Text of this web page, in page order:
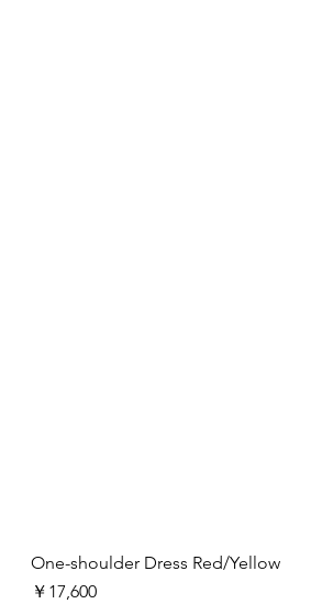
One-shoulder Dress Red/Yellow
価格
￥17,600